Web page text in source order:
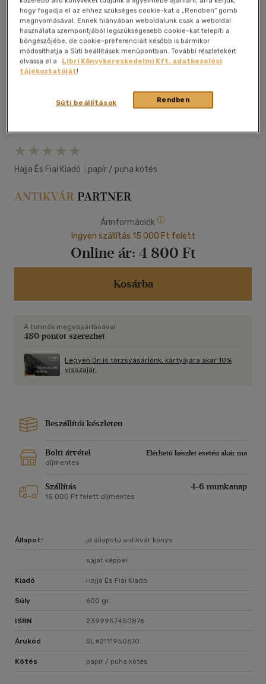
Hajja És Fiai Kiadó papír / puha kötés
Árinformációk
Ingyen szállítás 15 000 Ft felett
Online ár: 4 800 Ft
Kosárba
A termék megvásárlásával
480 pontot szerezhet
Legyen Ön is törzsvásárlónk, kártyájára akár 10%
visszajár.
Beszállítói készleten
Bolti átvétel
Elérhető készlet esetén akár ma
díjmentes
Szállítás 4-6 munkanap
15 000 Ft felett díjmentes
Állapot: jó állapotú antikvár könyv
saját képpel
Kiadó Hajja És Fiai Kiadó
Súly 600 gr
ISBN 2399957450876
Árukód SL#2111950670
Kötés papír / puha kötés
hogy fogadja el az ehhez szükséges cookie-kat a „Rendben” gomb
megnyomásával. Ennek hiányában weboldalunk csak a weboldal
használata szempontjából legszükségesebb cookie-kat telepíti a
böngészőjébe, de cookie-preferenciáit később is bármikor
módosíthatja a Süti beállítások menüpontban. További részletekért
olvassa el a
Libri Könyvkereskedelmi Kft. adatkezelési
tájékoztatóját!
Rendben
Süti beállítások